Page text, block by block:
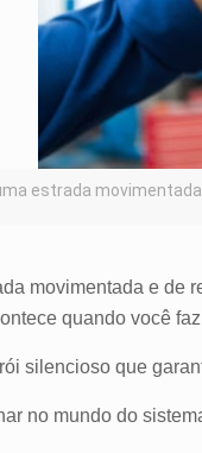
estrada
movimentada e de
quando você
silencioso que
no mundo do